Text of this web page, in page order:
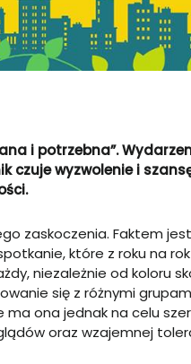
i potrzebna”.
wyzwolenie i
zaskoczenia. Faktem
które z roku na
niezależnie od koloru
się z różnymi
ona jednak na celu
oraz wzajemnej